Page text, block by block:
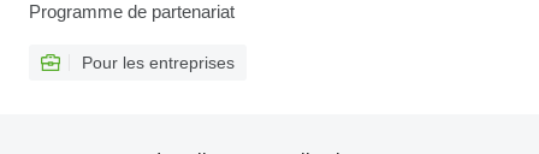
Programme de partenariat
Pour les entreprises